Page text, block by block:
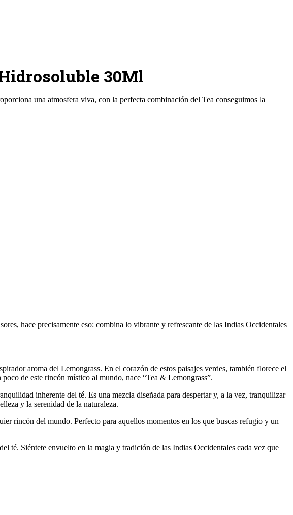
30Ml
una atmosfera viva, con la perfecta combinación del Tea conseguimos la
hace precisamente eso: combina lo vibrante y refrescante de las Indias Occidentales
aroma del Lemongrass. En el corazón de estos paisajes verdes, también florece el
de este rincón místico al mundo, nace “Tea & Lemongrass”.
inherente del té. Es una mezcla diseñada para despertar y, a la vez, tranquilizar
y la serenidad de la naturaleza.
rincón del mundo. Perfecto para aquellos momentos en los que buscas refugio y un
té. Siéntete envuelto en la magia y tradición de las Indias Occidentales cada vez que